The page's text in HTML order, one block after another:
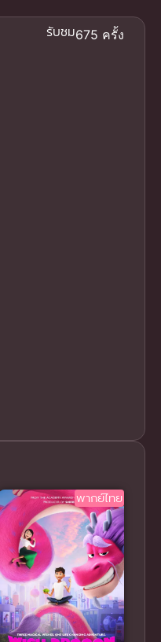
รับชม675 ครั้ง
พากย์ไทย